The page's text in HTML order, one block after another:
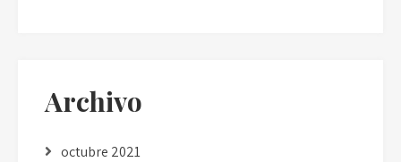
Archivo
octubre 2021